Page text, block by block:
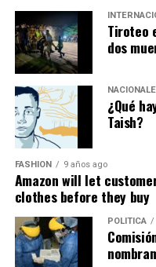
Habló desde la gratitud.
Recordó que durante los
personas llegaron
ayudar a remover
combustible, prestar
a quienes habían
Éder Tiwi continuó el
tragedia también
Ecuador.
Bomberos.
Tiroteo
dos
¿Qué
Taish?
FASHION 9 años ago
Amazon will let
clothes before they buy
POLITICA